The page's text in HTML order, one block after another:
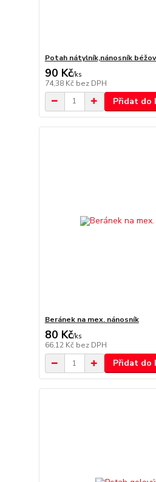
Potah nátylník,nánosník
90 Kč/ks
74,38 Kč bez DPH
Přidat do
Beránek na mex. nánosník
80 Kč/ks
66,12 Kč bez DPH
Přidat do